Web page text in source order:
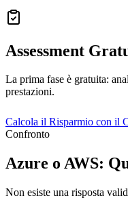
Assessment
La prima fase è gratuita:
prestazioni.
Calcola il Risparmio con il
Confronto
Azure o AWS:
Non esiste una risposta